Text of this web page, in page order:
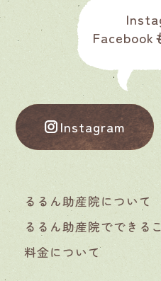
Facebook
Instagram
るるん助産院について
るるん助産院でできる
料金について